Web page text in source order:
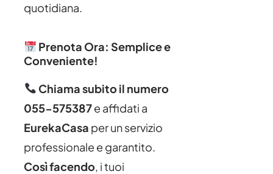
quotidiana.
Prenota Ora: Semplice e
Conveniente!
Chiama subito il numero
055-575387e affidati a
EurekaCasa per un servizio
professionale e garantito.
Così facendo , i tuoi